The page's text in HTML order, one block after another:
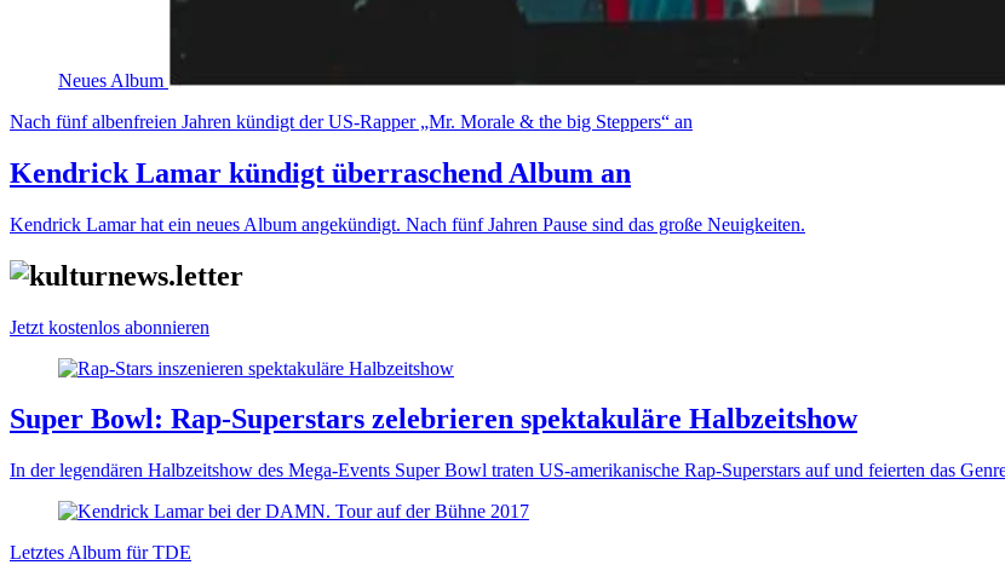
Neues Album
Nach fünf albenfreien Jahren kündigt der US-Rapper „Mr. Morale & the big Steppers“ an
Kendrick Lamar kündigt überraschend Album an
Kendrick Lamar hat ein neues Album angekündigt. Nach fünf Jahren Pause sind das große Neuigkeiten.
Jetzt kostenlos abonnieren
Super Bowl: Rap-Superstars zelebrieren spektakuläre Halbzeitshow
In der legendären Halbzeitshow des Mega-Events Super Bowl traten US-amerikanische Rap-Superstars auf und feierten das
Letztes Album für TDE